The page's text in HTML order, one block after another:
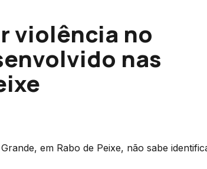
violência no
nas
em Rabo de Peixe, não sabe